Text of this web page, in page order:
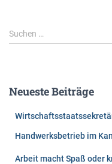
S
u
n
Suchen …
Neueste Beiträge
Handwerksbetrieb im
Arbeit macht Spaß oder